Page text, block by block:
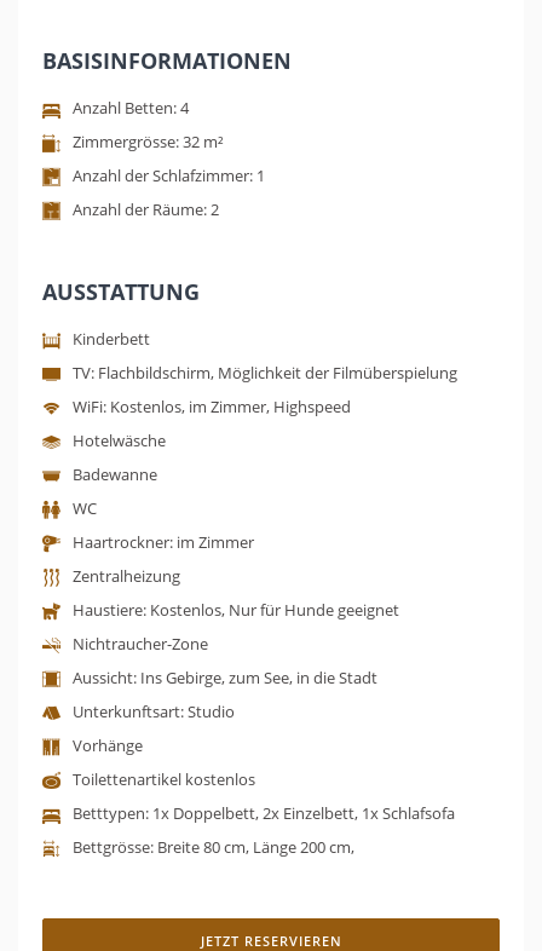
BASISINFORMATIONEN
Anzahl Betten: 4
Zimmergrösse: 32 m²
Anzahl der Schlafzimmer: 1
Anzahl der Räume: 2
AUSSTATTUNG
Kinderbett
TV: Flachbildschirm, Möglichkeit der Filmüberspielung
WiFi: Kostenlos, im Zimmer, Highspeed
Hotelwäsche
Badewanne
WC
Haartrockner: im Zimmer
Zentralheizung
Haustiere: Kostenlos, Nur für Hunde geeignet
Nichtraucher-Zone
Aussicht: Ins Gebirge, zum See, in die Stadt
Unterkunftsart: Studio
Vorhänge
Toilettenartikel kostenlos
Betttypen: 1x Doppelbett, 2x Einzelbett, 1x Schlafsofa
Bettgrösse: Breite 80 cm, Länge 200 cm,
JETZT RESERVIEREN